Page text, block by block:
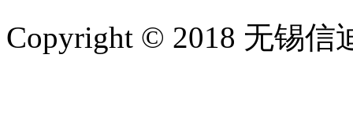
Copyright © 2018 无锡